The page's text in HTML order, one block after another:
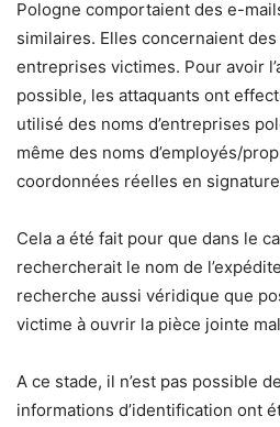
Pologne comportaient des e-
similaires. Elles concernaient
entreprises victimes. Pour avoir
possible, les attaquants ont
utilisé des noms d’entreprises
même des noms d’employés/
coordonnées réelles en
Cela a été fait pour que dans le
rechercherait le nom de
recherche aussi véridique que
victime à ouvrir la pièce jointe
A ce stade, il n’est pas possible
informations d’identification ont